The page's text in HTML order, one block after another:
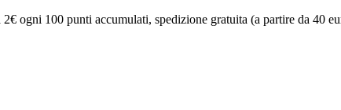
ogni 100 punti accumulati, spedizione gratuita (a partire da 40